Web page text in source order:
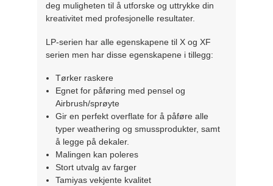
deg muligheten til å utforske og uttrykke din
kreativitet med profesjonelle resultater.
LP-serien har alle egenskapene til X og XF
serien men har disse egenskapene i tillegg:
Tørker raskere
Egnet for påføring med pensel og
Airbrush/sprøyte
Gir en perfekt overflate for å påføre alle
typer weathering og smussprodukter, samt
å legge på dekaler.
Malingen kan poleres
Stort utvalg av farger
Tamiyas vekjente kvalitet